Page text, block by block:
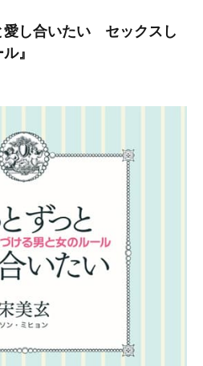
愛し合いたい セックスし
』